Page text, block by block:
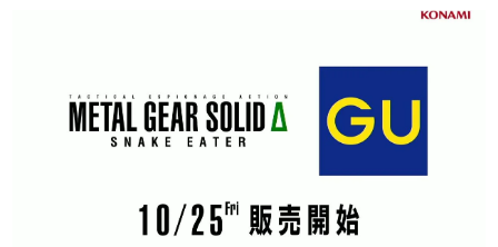
日本のモバイルゲーム史における主要なトピック・タイト
ルを網羅するほか、開発者へのインタビューや識者による
解説を掲載。約20年の歴史が一望できる決定版！
若ゲのいたり〜ゲームクリエイターの青春〜
一先生によるゲーム業界レポートマンガです。
なんでゲームは面白い？